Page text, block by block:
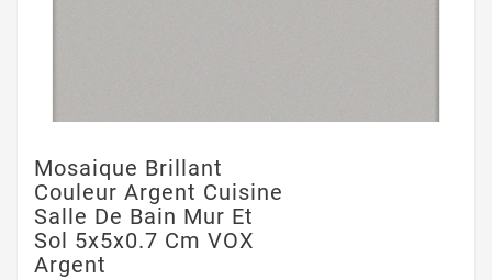
Mosaique Brillant
Couleur Argent Cuisine
Salle De Bain Mur Et
Sol 5x5x0.7 Cm VOX
Argent